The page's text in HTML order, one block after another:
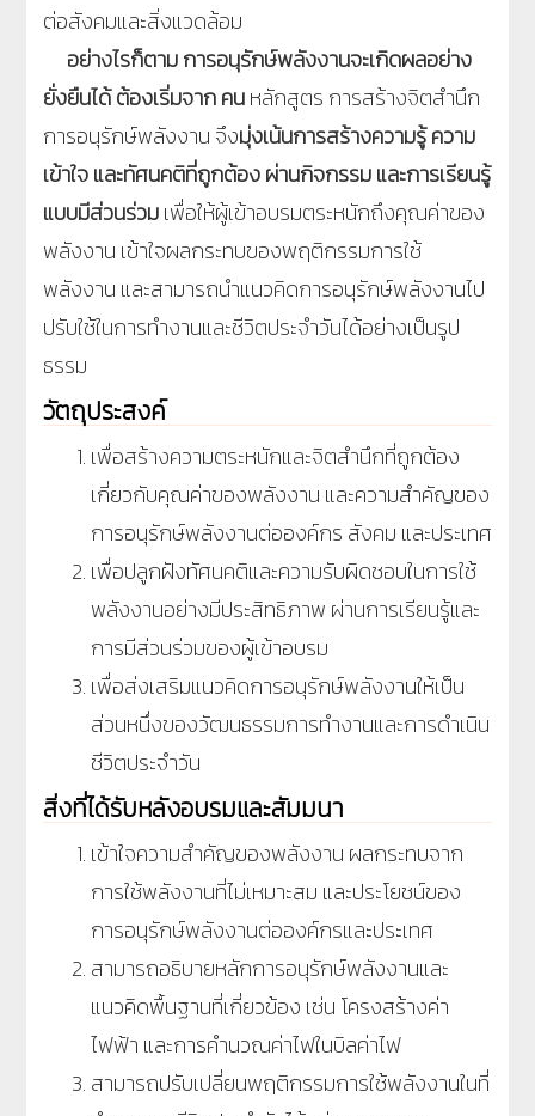
ต่อสังคมและสิ่งแวดล้อม
อย่างไรก็ตาม การอนุรักษ์พลังงานจะเกิดผลอย่าง
ยั่งยืนได้ ต้องเริ่มจาก คนหลักสูตร การสร้างจิตสำนึก
การอนุรักษ์พลังงาน จึงมุ่งเน้นการสร้างความรู้ ความ
เข้าใจ และทัศนคติที่ถูกต้อง ผ่านกิจกรรม และการเรียนรู้
แบบมีส่วนร่วมเพื่อให้ผู้เข้าอบรมตระหนักถึงคุณค่าของ
พลังงาน เข้าใจผลกระทบของพฤติกรรมการใช้
พลังงาน และสามารถนำแนวคิดการอนุรักษ์พลังงานไป
ปรับใช้ในการทำงานและชีวิตประจำวันได้อย่างเป็นรูป
ธรรม
วัตถุประสงค์
เพื่อสร้างความตระหนักและจิตสำนึกที่ถูกต้อง
เกี่ยวกับคุณค่าของพลังงาน และความสำคัญของ
การอนุรักษ์พลังงานต่อองค์กร สังคม และประเทศ
เพื่อปลูกฝังทัศนคติและความรับผิดชอบในการใช้
พลังงานอย่างมีประสิทธิภาพ ผ่านการเรียนรู้และ
การมีส่วนร่วมของผู้เข้าอบรม
เพื่อส่งเสริมแนวคิดการอนุรักษ์พลังงานให้เป็น
ส่วนหนึ่งของวัฒนธรรมการทำงานและการดำเนิน
ชีวิตประจำวัน
สิ่งที่ได้รับหลังอบรมและสัมมนา
เข้าใจความสำคัญของพลังงาน ผลกระทบจาก
การใช้พลังงานที่ไม่เหมาะสม และประโยชน์ของ
การอนุรักษ์พลังงานต่อองค์กรและประเทศ
สามารถอธิบายหลักการอนุรักษ์พลังงานและ
แนวคิดพื้นฐานที่เกี่ยวข้อง เช่น โครงสร้างค่า
ไฟฟ้า และการคำนวณค่าไฟในบิลค่าไฟ
สามารถปรับเปลี่ยนพฤติกรรมการใช้พลังงานในที่